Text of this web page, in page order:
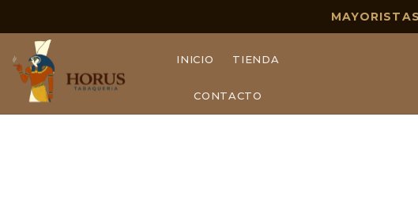
MAYORISTAS
INICIO TIENDA
CONTACTO